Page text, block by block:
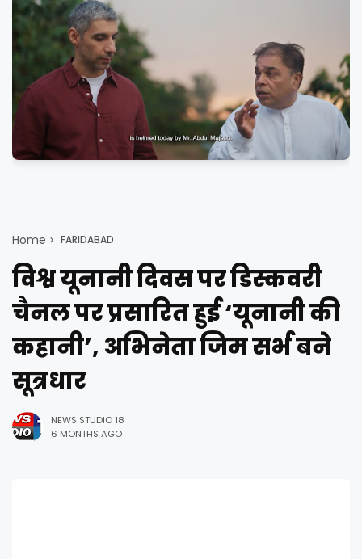
Home FARIDABAD
विश्व यूनानी दिवस पर डिस्कवरी
चैनल पर प्रसारित हुई ‘यूनानी की
कहानी’, अभिनेता जिम सर्भ बने
सूत्रधार
NEWS STUDIO 18
6 MONTHS AGO